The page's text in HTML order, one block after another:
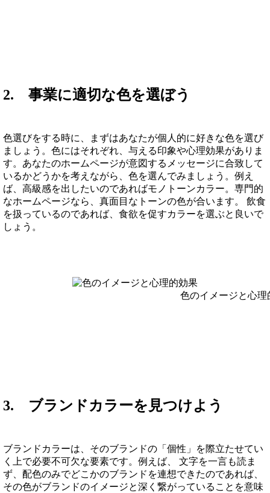
2. 事業に適切な色を選ぼう
色選びをする時に、まずはあなたが個人的に好きな色を選び
ましょう。色にはそれぞれ、与える印象や心理効果がありま
す。あなたのホームページが意図するメッセージに合致して
いるかどうかを考えながら、色を選んでみましょう。例え
ば、高級感を出したいのであればモノトーンカラー。専門的
なホームページなら、真面目なトーンの色が合います。 飲食
を扱っているのであれば、食欲を促すカラーを選ぶと良いで
しょう。
色のイメージと心理
3. ブランドカラーを見つけよう
ブランドカラーは、そのブランドの「個性」を際立たせてい
く上で必要不可欠な要素です。例えば、 文字を一言も読ま
ず、配色のみでどこかのブランドを連想できたのであれば、
その色がブランドのイメージと深く繋がっていることを意味